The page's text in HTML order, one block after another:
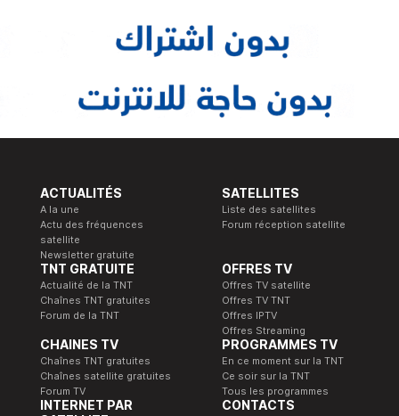
ACTUALITÉS
A la une
Actu des fréquences
satellite
Newsletter gratuite
SATELLITES
Liste des satellites
Forum réception satellite
TNT GRATUITE
Actualité de la TNT
Chaînes TNT gratuites
Forum de la TNT
OFFRES TV
Offres TV satellite
Offres TV TNT
Offres IPTV
Offres Streaming
CHAINES TV
Chaînes TNT gratuites
Chaînes satellite gratuites
Forum TV
PROGRAMMES TV
En ce moment sur la TNT
Ce soir sur la TNT
Tous les programmes
INTERNET PAR
CONTACTS